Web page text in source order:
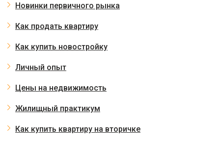
Новинки первичного рынка
Как продать квартиру
Как купить новостройку
Личный опыт
Цены на недвижимость
Жилищный практикум
Как купить квартиру на вторичке